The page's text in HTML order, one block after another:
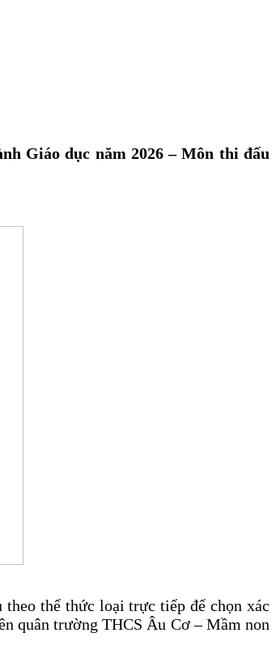
Giáo dục năm 2026 – Môn thi đấu
thể thức loại trực tiếp để chọn xác
quân trường THCS Âu Cơ – Mầm non